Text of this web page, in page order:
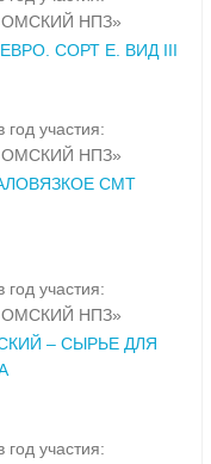
НПЗ»
СОРТ Е. ВИД III
участия:
НПЗ»
СМТ
участия:
НПЗ»
– СЫРЬЕ ДЛЯ
участия: